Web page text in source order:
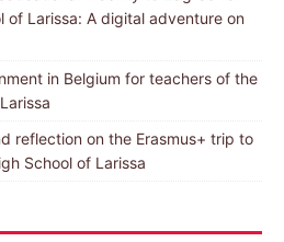
of Larissa: A digital adventure on
in Belgium for teachers of the
reflection on the Erasmus+ trip to
School of Larissa